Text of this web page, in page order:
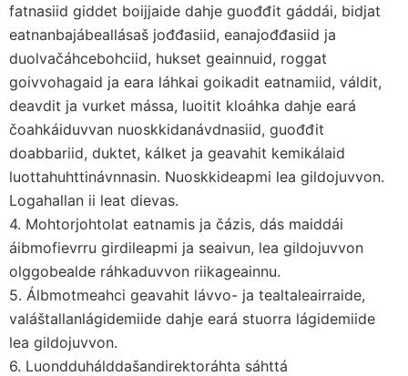
fatnasiid giddet boijjaide dahje guođđit gáddái, bidjat
eatnanbajábeallásaš jođđasiid, eanajođđasiid ja
duolvačáhcebohciid, hukset geainnuid, roggat
goivvohagaid ja eara láhkai goikadit eatnamiid, váldit,
deavdit ja vurket mássa, luoitit kloáhka dahje eará
čoahkáiduvvan nuoskkidanávdnasiid, guođđit
doabbariid, duktet, kálket ja geavahit kemikálaid
luottahuhttinávnnasin. Nuoskkideapmi lea gildojuvvon.
Logahallan ii leat dievas.
4. Mohtorjohtolat eatnamis ja čázis, dás maiddái
áibmofievrru girdileapmi ja seaivun, lea gildojuvvon
olggobealde ráhkaduvvon riikageainnu.
5. Álbmotmeahci geavahit lávvo- ja tealtaleairraide,
valáštallanlágidemiide dahje eará stuorra lágidemiide
lea gildojuvvon.
6. Luondduhálddašandirektoráhta sáhttá